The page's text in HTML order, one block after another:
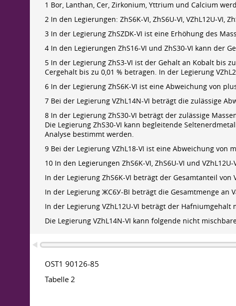
1 Bor, Lanthan, Cer, Zirkonium, Yttrium und Calcium
2 In den Legierungen: ZhS6K-VI, ZhS6U-VI, VZhL12U-VI,
3 In der Legierung ZhSZDK-VI ist eine Erhöhung des
4 In den Legierungen ZhS16-VI und ZhS30-VI kann der
5 In der Legierung ZhS3-VI ist der Gehalt an Kobalt bis
Cergehalt bis zu 0,01 % betragen. In der Legierung
6 In der Legierung ZhS6K-VI ist eine Abweichung von
7 Bei der Legierung VZhL14N-VI beträgt die zulässige
8 In der Legierung ZhS30-VI beträgt der zulässige
Die Legierung ZhS30-VI kann begleitende
Analyse bestimmt werden.
9 Bei der Legierung VZhL18-VI ist eine Abweichung von
10 In den Legierungen ZhS6K-VI, ZhS6U-VI und
In der Legierung ZhS6K-VI beträgt der Gesamtanteil
In der Legierung ЖС6У-ВІ beträgt die Gesamtmenge an
In der Legierung VZhL12U-VI beträgt der Hafniumgehalt
Die Legierung VZhL14N-VI kann folgende nicht
OST1 90126-85
Tabelle 2